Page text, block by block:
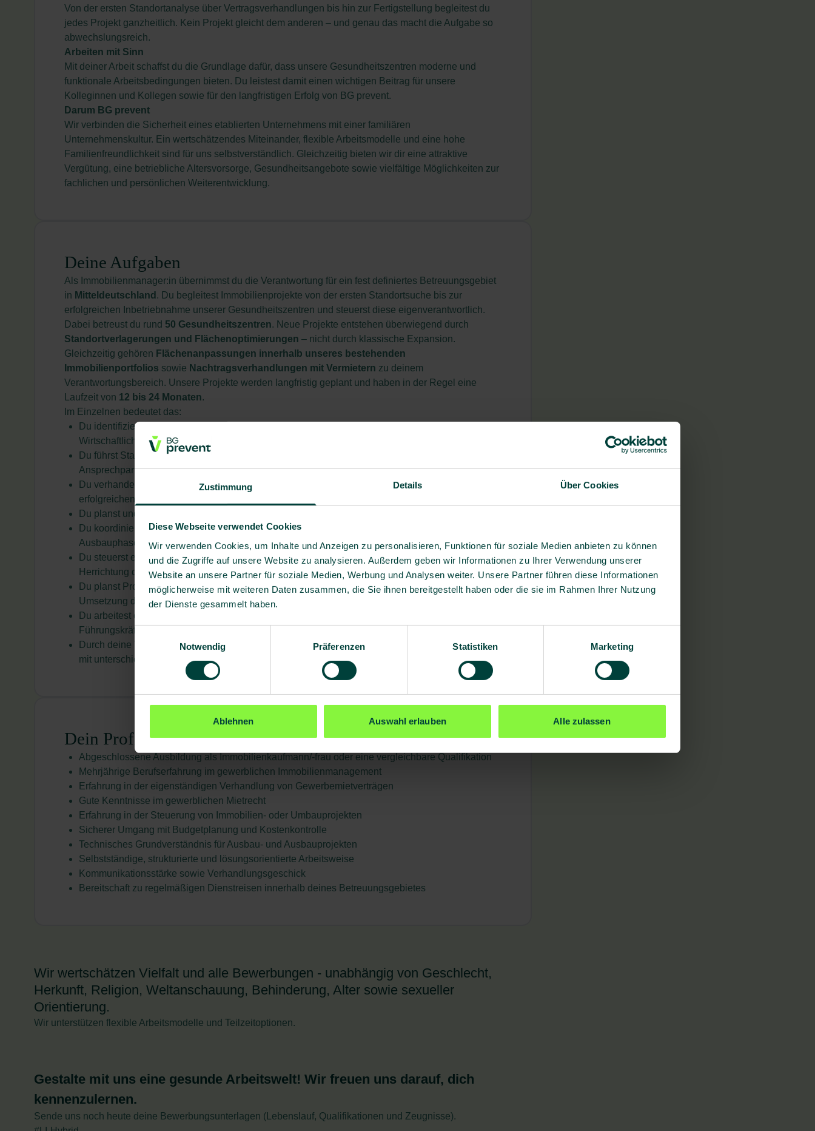
Zustimmung Details Über Cookies
Diese Webseite verwendet Cookies
Wir verwenden Cookies, um Inhalte und Anzeigen zu personalisieren, Funktionen für soziale Medien anbieten zu können
und die Zugriffe auf unsere Website zu analysieren. Außerdem geben wir Informationen zu Ihrer Verwendung unserer
Website an unsere Partner für soziale Medien, Werbung und Analysen weiter. Unsere Partner führen diese Informationen
möglicherweise mit weiteren Daten zusammen, die Sie ihnen bereitgestellt haben oder die sie im Rahmen Ihrer Nutzung
der Dienste gesammelt haben.
Einwilligungsauswahl
Notwendig
Präferenzen Statistiken Marketing
Ablehnen Auswahl erlauben Alle zulassen
Von der ersten Standortanalyse über Vertragsverhandlungen bis hin zur Fertigstellung begleitest du
jedes Projekt ganzheitlich. Kein Projekt gleicht dem anderen – und genau das macht die Aufgabe so
abwechslungsreich.
Arbeiten mit Sinn
Mit deiner Arbeit schaffst du die Grundlage dafür, dass unsere Gesundheitszentren moderne und
funktionale Arbeitsbedingungen bieten. Du leistest damit einen wichtigen Beitrag für unsere
Kolleginnen und Kollegen sowie für den langfristigen Erfolg von BG prevent.
Darum BG prevent
Wir verbinden die Sicherheit eines etablierten Unternehmens mit einer familiären
Unternehmenskultur. Ein wertschätzendes Miteinander, flexible Arbeitsmodelle und eine hohe
Familienfreundlichkeit sind für uns selbstverständlich. Gleichzeitig bieten wir dir eine attraktive
Vergütung, eine betriebliche Altersvorsorge, Gesundheitsangebote sowie vielfältige Möglichkeiten zur
fachlichen und persönlichen Weiterentwicklung.
Deine Aufgaben
Als Immobilienmanager:in übernimmst du die Verantwortung für ein fest definiertes Betreuungsgebiet
in Mitteldeutschland . Du begleitest Immobilienprojekte von der ersten Standortsuche bis zur
erfolgreichen Inbetriebnahme unserer Gesundheitszentren und steuerst diese eigenverantwortlich.
Dabei betreust du rund 50 Gesundheitszentren. Neue Projekte entstehen überwiegend durch
Standortverlagerungen und Flächenoptimierungen – nicht durch klassische Expansion.
Gleichzeitig gehören Flächenanpassungen innerhalb unseres bestehenden
Immobilienportfolios sowie Nachtragsverhandlungen mit Vermietern zu deinem
Verantwortungsbereich. Unsere Projekte werden langfristig geplant und haben in der Regel eine
Laufzeit von 12 bis 24 Monaten.
Im Einzelnen bedeutet das:
Du identifizierst geeignete Gewerbeimmobilien und bewertest Standorte hinsichtlich
Wirtschaftlichkeit, Funktionalität und Zukunftsfähigkeit
Du führst Standortbesichtigungen durch und entwickelst gemeinsam mit internen
Ansprechpartnern die optimale Flächenlösung
Du verhandelst eigenständig Gewerbemietverträge, Vertragsänderungen und Nachträge bis zum
erfolgreichen Abschluss
Du planst und begleitest Standortverlagerungen sowie Flächenanpassungen im Bestand
Du koordinierst den gesamten Projektablauf – von der Anmietung über Umbau- und
Ausbauphasen bis zur erfolgreichen Inbetriebnahme unserer Gesundheitszentren
Du steuerst externe Dienstleister, Generalunternehmer und Vermieter während der technischen
Herrichtung der Flächen
Du planst Projektbudgets, behältst Kosten und Termine im Blick und sorgst für eine wirtschaftliche
Umsetzung deiner Projekte
Du arbeitest eng mit unserem Facility Management, unserer Vertragsverwaltung sowie den
Führungskräften unserer Gesundheitszentren zusammen
Durch deine Tätigkeit lernst du viele unserer bundesweiten Standorte kennen und bist regelmäßig
mit unterschiedlichsten Fachbereichen im Austausch
Dein Profil
Abgeschlossene Ausbildung als Immobilienkaufmann/-frau oder eine vergleichbare Qualifikation
Mehrjährige Berufserfahrung im gewerblichen Immobilienmanagement
Erfahrung in der eigenständigen Verhandlung von Gewerbemietverträgen
Gute Kenntnisse im gewerblichen Mietrecht
Erfahrung in der Steuerung von Immobilien- oder Umbauprojekten
Sicherer Umgang mit Budgetplanung und Kostenkontrolle
Technisches Grundverständnis für Ausbau- und Ausbauprojekten
Selbstständige, strukturierte und lösungsorientierte Arbeitsweise
Kommunikationsstärke sowie Verhandlungsgeschick
Bereitschaft zu regelmäßigen Dienstreisen innerhalb deines Betreuungsgebietes
Wir wertschätzen Vielfalt und alle Bewerbungen - unabhängig von Geschlecht,
Herkunft, Religion, Weltanschauung, Behinderung, Alter sowie sexueller
Orientierung.
Wir unterstützen flexible Arbeitsmodelle und Teilzeitoptionen.
Gestalte mit uns eine gesunde Arbeitswelt! Wir freuen uns darauf, dich
kennenzulernen.
Sende uns noch heute deine Bewerbungsunterlagen (Lebenslauf, Qualifikationen und Zeugnisse).